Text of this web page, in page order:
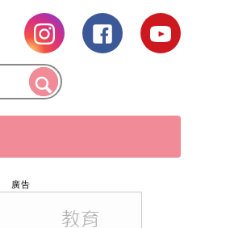
廣告